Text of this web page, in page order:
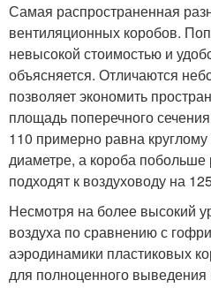
Самая распространенная
вентиляционных коробов.
невысокой стоимостью и
объясняется. Отличаются
позволяет экономить
площадь поперечного
110 примерно равна
диаметре, а короба
подходят к воздуховоду на
Несмотря на более высокий
воздуха по сравнению с
аэродинамики пластиковых
для полноценного